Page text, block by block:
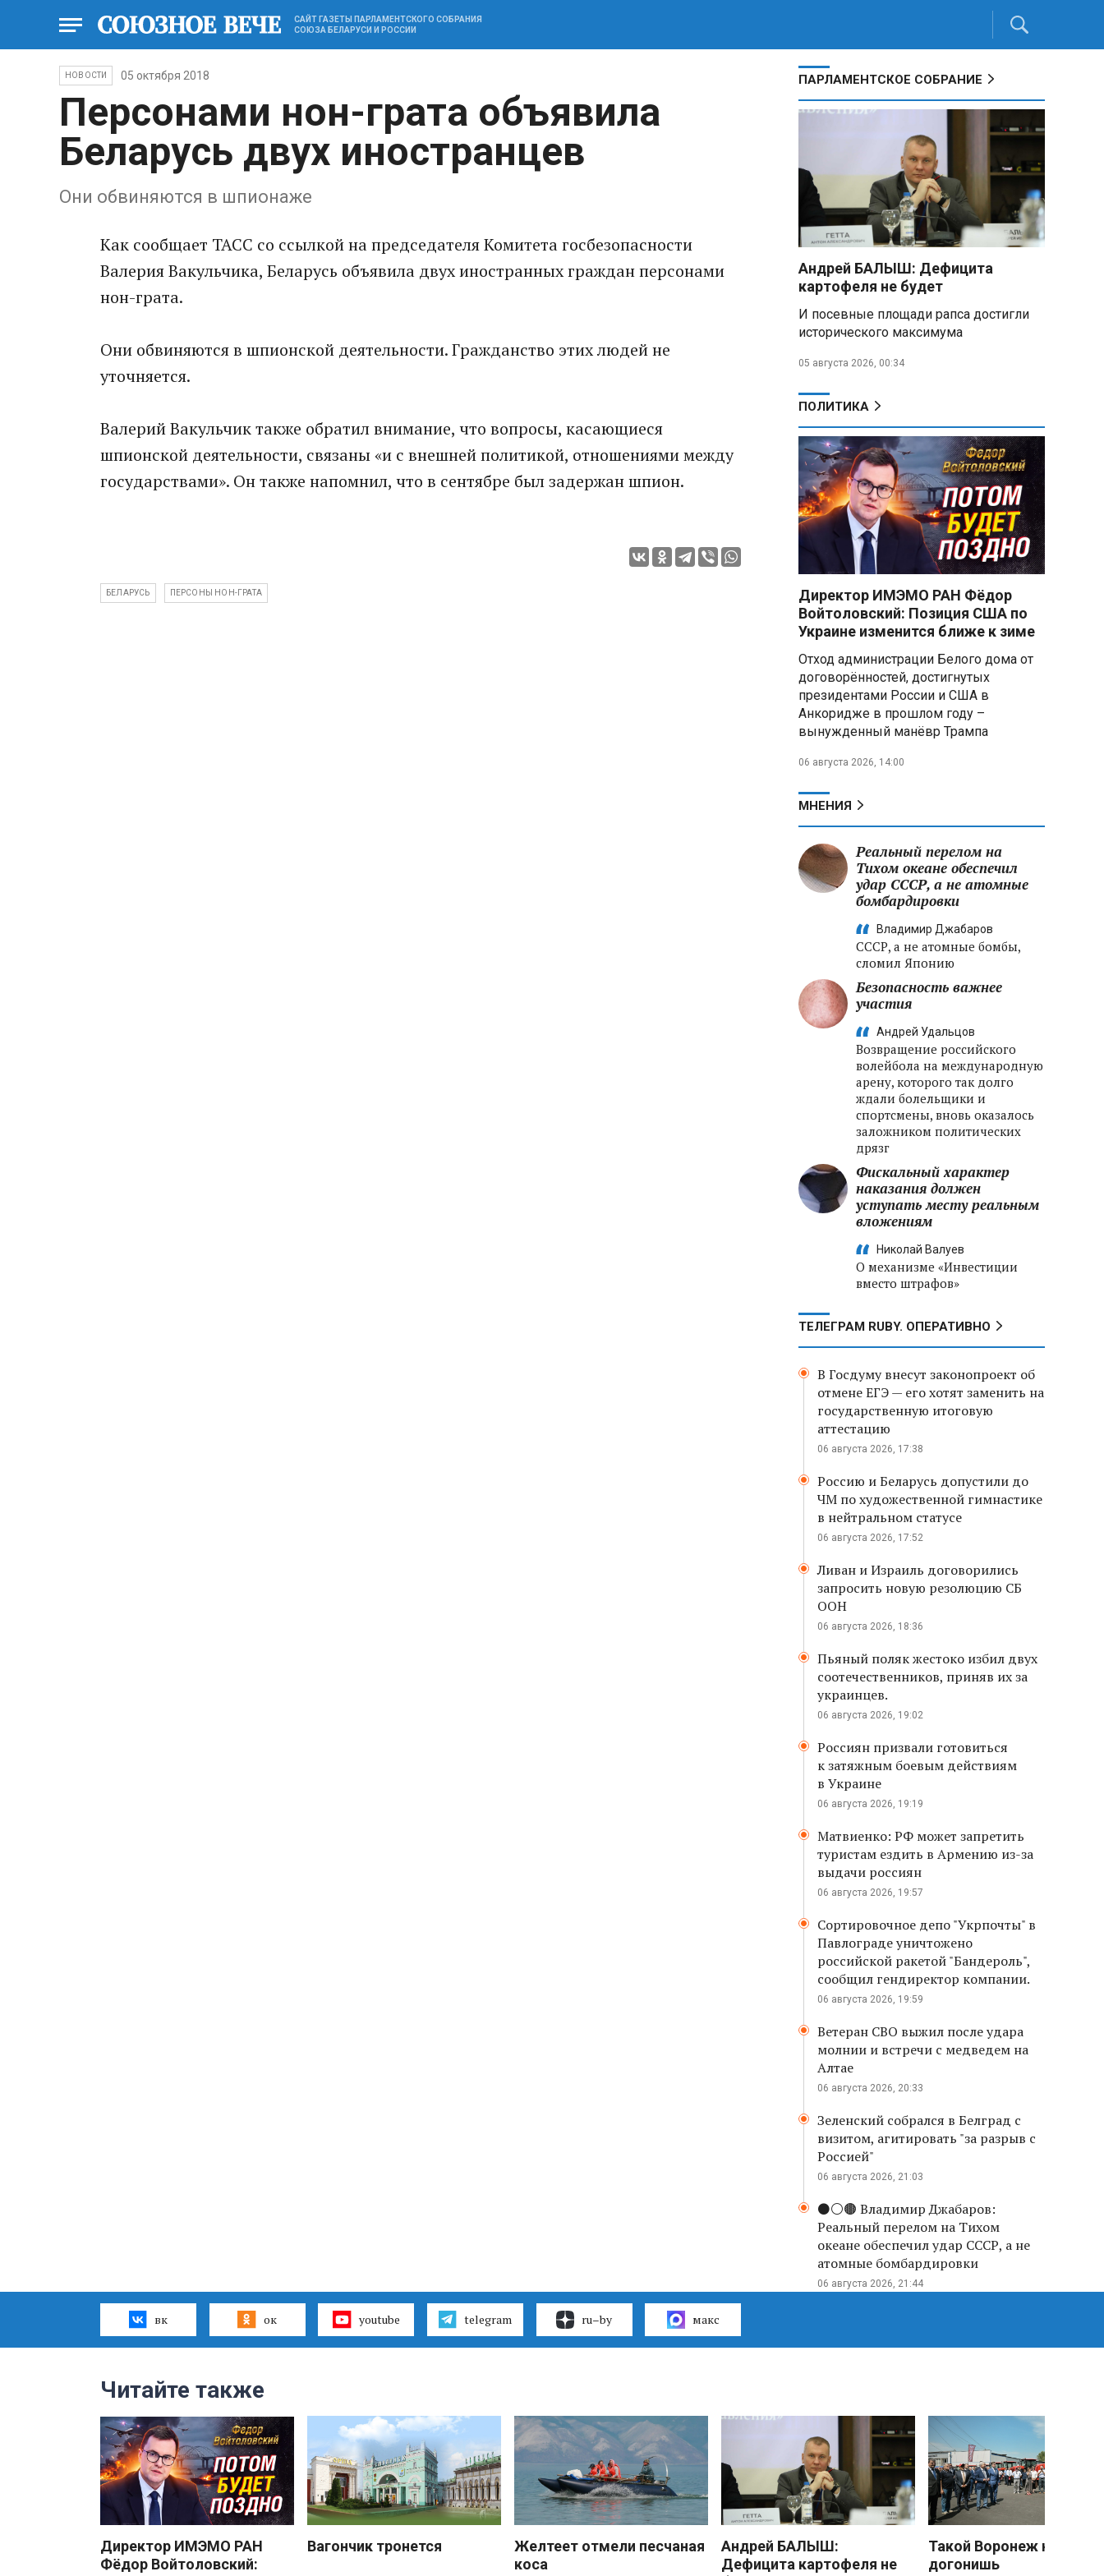
САЙТ ГАЗЕТЫ ПАРЛАМЕНТСКОГО СОБРАНИЯ
СОЮЗА БЕЛАРУСИ И РОССИИ
НОВОСТИ 05 октября 2018
Персонами нон-грата объявила
Беларусь двух иностранцев
Они обвиняются в шпионаже
Как сообщает ТАСС со ссылкой на председателя Комитета госбезопасности
Валерия Вакульчика, Беларусь объявила двух иностранных граждан персонами
нон-грата.
Они обвиняются в шпионской деятельности. Гражданство этих людей не
уточняется.
Валерий Вакульчик также обратил внимание, что вопросы, касающиеся
шпионской деятельности, связаны «и с внешней политикой, отношениями между
государствами». Он также напомнил, что в сентябре был задержан шпион.
БЕЛАРУСЬ ПЕРСОНЫ НОН-ГРАТА
ПАРЛАМЕНТСКОЕ СОБРАНИЕ
Андрей БАЛЫШ: Дефицита
картофеля не будет
И посевные площади рапса достигли
исторического максимума
05 августа 2026, 00:34
ПОЛИТИКА
Директор ИМЭМО РАН Фёдор
Войтоловский: Позиция США по
Украине изменится ближе к зиме
Отход администрации Белого дома от
договорённостей, достигнутых
президентами России и США в
Анкоридже в прошлом году –
вынужденный манёвр Трампа
06 августа 2026, 14:00
МНЕНИЯ
Реальный перелом на
Тихом океане обеспечил
удар СССР, а не атомные
бомбардировки
Владимир Джабаров
СССР, а не атомные бомбы,
сломил Японию
Безопасность важнее
участия
Андрей Удальцов
Возвращение российского
волейбола на международную
арену, которого так долго
ждали болельщики и
спортсмены, вновь оказалось
заложником политических
дрязг
Фискальный характер
наказания должен
уступать месту реальным
вложениям
Николай Валуев
О механизме «Инвестиции
вместо штрафов»
ТЕЛЕГРАМ RUBY. ОПЕРАТИВНО
В Госдуму внесут законопроект об
отмене ЕГЭ — его хотят заменить на
государственную итоговую
аттестацию
06 августа 2026, 17:38
Россию и Беларусь допустили до
ЧМ по художественной гимнастике
в нейтральном статусе
06 августа 2026, 17:52
Ливан и Израиль договорились
запросить новую резолюцию СБ
ООН
06 августа 2026, 18:36
Пьяный поляк жестоко избил двух
соотечественников, приняв их за
украинцев.
06 августа 2026, 19:02
Россиян призвали готовиться
к затяжным боевым действиям
в Украине
06 августа 2026, 19:19
Матвиенко: РФ может запретить
туристам ездить в Армению из-за
выдачи россиян
06 августа 2026, 19:57
Сортировочное депо "Укрпочты" в
Павлограде уничтожено
российской ракетой "Бандероль",
сообщил гендиректор компании.
06 августа 2026, 19:59
Ветеран СВО выжил после удара
молнии и встречи с медведем на
Алтае
06 августа 2026, 20:33
Зеленский собрался в Белград с
визитом, агитировать "за разрыв с
Россией"
06 августа 2026, 21:03
⚫️⚪️🟤 Владимир Джабаров:
Реальный перелом на Тихом
океане обеспечил удар СССР, а не
атомные бомбардировки
06 августа 2026, 21:44
вк ок youtube telegram ru–by макс
Читайте также
Директор ИМЭМО РАН
Фёдор Войтоловский:
Вагончик тронется
Желтеет отмели песчаная
коса
Андрей БАЛЫШ:
Дефицита картофеля не
Такой Воронеж не
догонишь